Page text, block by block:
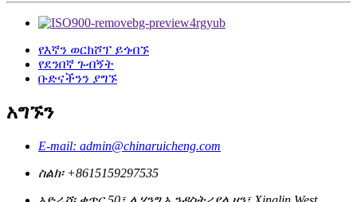
የእኛን ወርክሾፕ ይጎብኙ
የደንበኛ ጉብኝት
ቡድናችንን ያግኙ
አግኙን
E-mail: admin@chinaruicheng.com
ስልክ፡ +8615159297535